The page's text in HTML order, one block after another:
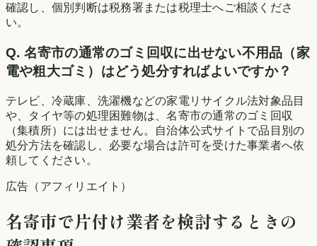
確認し、個別判断は税務署または税理士へご相談くださ
い。
Q. 名寄市の通常のゴミ回収に出せない不用品（家
電や粗大ゴミ）はどう処分すればよいですか？
テレビ、冷蔵庫、洗濯機などの家電リサイクル法対象品目
や、タイヤ等の処理困難物は、名寄市の通常のゴミ回収
（集積所）には出せません。自治体公式サイトで品目別の
処分方法を確認し、必要な場合は許可を受けた事業者へ依
頼してください。
広告（アフィリエイト）
名寄市で片付け業者を検討するときの